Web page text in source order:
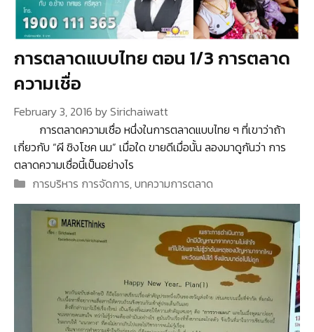
การตลาดแบบไทย ตอน 1/3 การตลาด
ความเชื่อ
February 3, 2016 bySirichaiwatt
การตลาดความเชื่อ หนึ่งในการตลาดแบบไทย ๆ ที่เขาว่าถ้า
เกี่ยวกับ “ผี ชิงโชค นม” เมื่อใด ขายดีเมื่อนั้น ลองมาดูกันว่า การ
ตลาดความเชื่อนี้เป็นอย่างไร
Categories
การบริหาร การจัดการ,บทความการตลาด